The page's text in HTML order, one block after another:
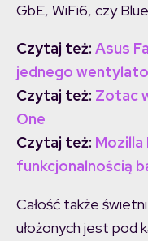
GbE, WiFi6, czy
Czytaj też: Asus
jednego
Czytaj też: Zotac
One
Czytaj też:
funkcjonalnością
Całość także
ułożonych jest pod